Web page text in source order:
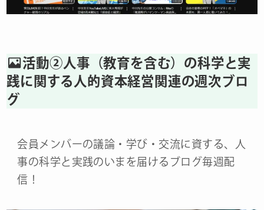
活動②人事（教育を含む）の科学と実
践に関する人的資本経営関連の週次ブロ
グ
会員メンバーの議論・学び・交流に資する、人
事の科学と実践のいまを届けるブログ毎週配
信！